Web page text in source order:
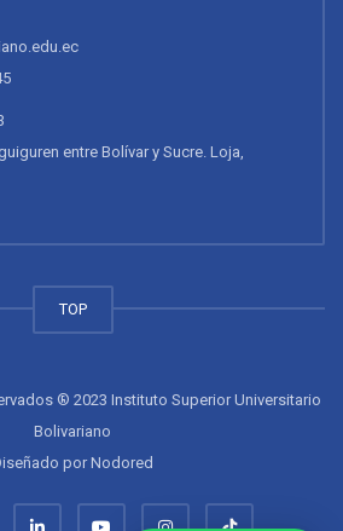
entre Bolívar y Sucre. Loja,
TOP
® 2023 Instituto Superior Universitario
Bolivariano
porNodored